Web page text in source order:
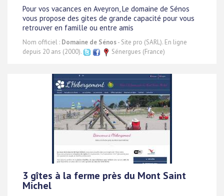
Pour vos vacances en Aveyron, Le domaine de Sénos
vous propose des gites de grande capacité pour vous
retrouver en famille ou entre amis
Nom officiel : Domaine de Sénos- Site pro (SARL). En ligne
depuis 20 ans (2000).
Sénergues (France)
3 gîtes à la ferme près du Mont Saint
Michel